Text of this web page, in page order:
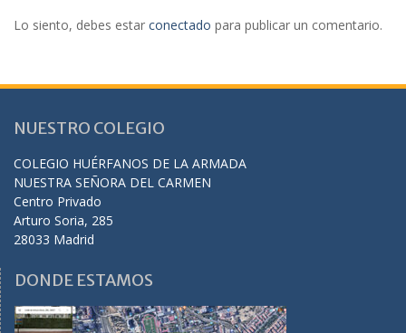
Lo siento, debes estar conectado para publicar un comentario.
NUESTRO COLEGIO
COLEGIO HUÉRFANOS DE LA ARMADA
NUESTRA SEÑORA DEL CARMEN
Centro Privado
Arturo Soria, 285
28033 Madrid
DONDE ESTAMOS